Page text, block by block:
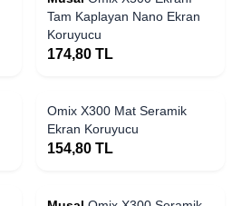
Tam Kaplayan Nano Ekran
Koruyucu
174,80 TL
Omix X300 Mat Seramik
Ekran Koruyucu
154,80 TL